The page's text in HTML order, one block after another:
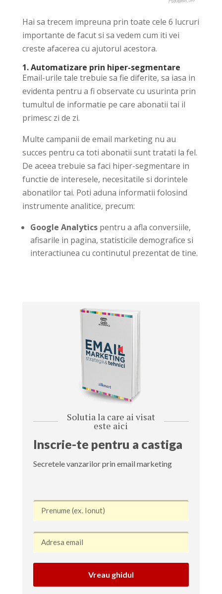
Hai sa trecem impreuna prin toate cele 6 lucruri
importante de facut si sa vedem cum iti vei
creste afacerea cu ajutorul acestora.
1. Automatizare prin hiper-segmentare
Email-urile tale trebuie sa fie diferite, sa iasa in
evidenta pentru a fi observate cu usurinta prin
tumultul de informatie pe care abonatii tai il
primesc zi de zi.
Multe campanii de email marketing nu au
succes pentru ca toti abonatii sunt tratati la fel.
De aceea trebuie sa faci hiper-segmentare in
functie de interesele, necesitatile si dorintele
abonatilor tai. Poti aduna informatii folosind
instrumente analitice, precum:
Google Analyticspentru a afla conversiile,
afisarile in pagina, statisticile demografice si
interactiunea cu continutul prezentat de tine.
Solutia la care ai visat
este aici
Inscrie-te pentru a castiga
Secretele vanzarilor prin email marketing
Vreau ghidul